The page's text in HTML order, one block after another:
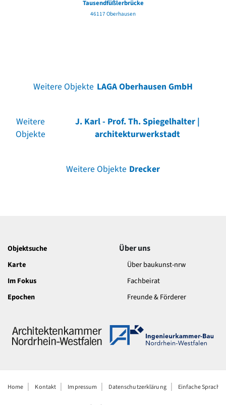
Tausendfüßlerbrücke
46117 Oberhausen
Weitere Objekte LAGA Oberhausen GmbH
Weitere
Objekte
J. Karl - Prof. Th. Spiegelhalter |
architekturwerkstadt
Weitere Objekte Drecker
Objektsuche
Karte
Im Fokus
Epochen
Über uns
Über baukunst-nrw
Fachbeirat
Freunde & Förderer
Home Kontakt Impressum Datenschutzerklärung Einfache Sprache